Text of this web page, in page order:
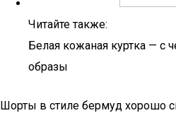
Читайте также:
Белая кожаная куртка — с
образы
Шорты в стиле бермуд хорошо